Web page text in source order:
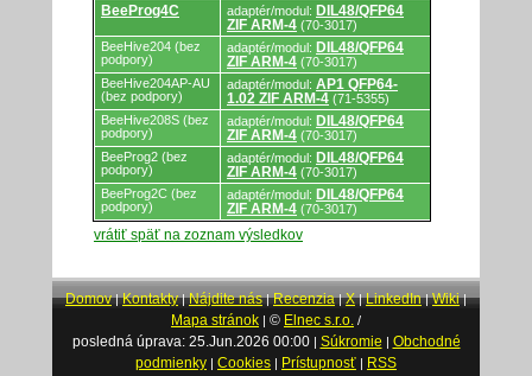
BeeProg4C adaptér/modul: DIL48/QFP64
ZIF ARM-4 (70-3017)
BeeHive204 (bez
podpory)
adaptér/modul: DIL48/QFP64
ZIF ARM-4 (70-3017)
BeeHive204AP-AU
(bez podpory)
adaptér/modul: AP1 QFP64-
1.02 ZIF ARM-4 (71-5355)
BeeHive208S (bez
podpory)
adaptér/modul: DIL48/QFP64
ZIF ARM-4 (70-3017)
BeeProg2 (bez
podpory)
adaptér/modul: DIL48/QFP64
ZIF ARM-4 (70-3017)
BeeProg2C (bez
podpory)
adaptér/modul: DIL48/QFP64
ZIF ARM-4 (70-3017)
vrátiť späť na zoznam výsledkov
Domov|Kontakty|Nájdite nás|Recenzia|X|LinkedIn|Wiki|
Mapa stránok | © Elnec s.r.o. /
posledná úprava: 25.Jun.2026 00:00| Súkromie | Obchodné
podmienky | Cookies | Prístupnosť | RSS